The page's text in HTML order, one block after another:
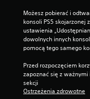
Możesz pobierać i
konsoli PS5 skojarzonej
ustawienia
dowolnych innych
pomocą tego samego
Przed rozpoczęciem
zapoznać się z
sekcji
Ostrzeżenia zdrowotne